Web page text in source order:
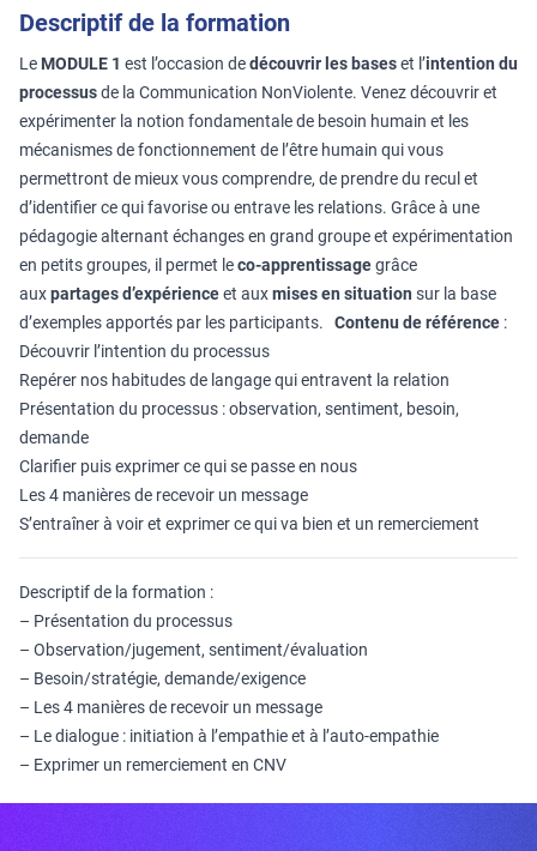
Descriptif de la formation
Le MODULE 1 est l’occasion dedécouvrir les baseset l’intention du
processusde la Communication NonViolente. Venez découvrir et
expérimenter la notion fondamentale de besoin humain et les
mécanismes de fonctionnement de l’être humain qui vous
permettront de mieux vous comprendre, de prendre du recul et
d’identifier ce qui favorise ou entrave les relations. Grâce à une
pédagogie alternant échanges en grand groupe et expérimentation
en petits groupes, il permet leco-apprentissagegrâce
auxpartages d’expérienceet auxmises en situation sur la base
d’exemples apportés par les participants. Contenu de référence :
Découvrir l’intention du processus
Repérer nos habitudes de langage qui entravent la relation
Présentation du processus : observation, sentiment, besoin,
demande
Clarifier puis exprimer ce qui se passe en nous
Les 4 manières de recevoir un message
S’entraîner à voir et exprimer ce qui va bien et un remerciement
Descriptif de la formation :
– Présentation du processus
– Observation/jugement, sentiment/évaluation
– Besoin/stratégie, demande/exigence
– Les 4 manières de recevoir un message
– Le dialogue : initiation à l’empathie et à l’auto-empathie
– Exprimer un remerciement en CNV